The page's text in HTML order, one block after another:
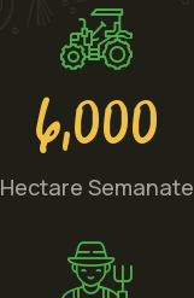
6,000
Hectare Semanate